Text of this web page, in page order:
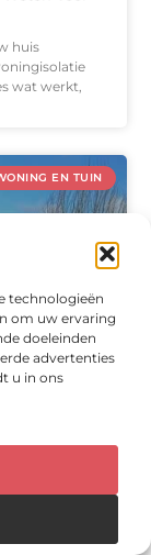
technologieën
om uw ervaring
doeleinden
advertenties
u in ons
huis
wat werkt,
EN TUIN
de stille
Vocht, tocht